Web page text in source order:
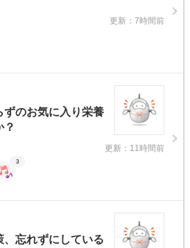
更新：7時間前
ずのお気に入り栄養
？
更新：11時間前
3
、忘れずにしている